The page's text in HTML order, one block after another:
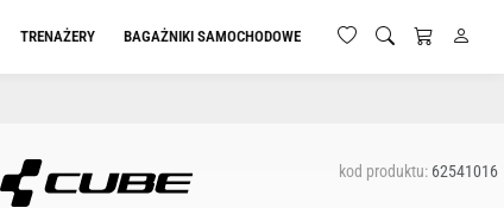
TRENAŻERY BAGAŻNIKI SAMOCHODOWE
kod produktu:62541016